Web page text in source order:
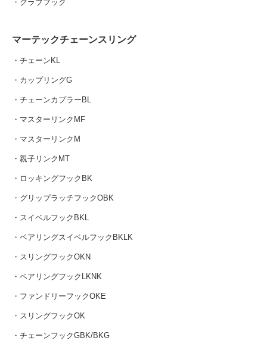
・グラブフック
マーテックチェーンスリング
・チェーンKL
・カップリングG
・チェーンカプラーBL
・マスターリンクMF
・マスターリンクM
・親子リンクMT
・ロッキングフックBK
・グリップラッチフックOBK
・スイベルフックBKL
・ベアリングスイベルフックBKLK
・スリングフックOKN
・ベアリングフックLKNK
・ファンドリーフックOKE
・スリングフックOK
・チェーンフックGBK/BKG